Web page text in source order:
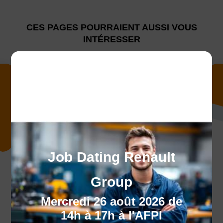
Job Dating Renault
Group
Mercredi 26 août 2026 de
14h à 17h à l'AFPI
CES PAGES POURRAIENT AUSSI VOUS
INTÉRESSER
Notre pédagogie &
Outils